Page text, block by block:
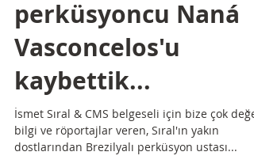
CMS ustalarından
efsanevi
perküsyoncu Naná
Vasconcelos'u
kaybettik...